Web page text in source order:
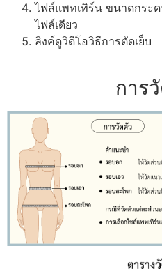
ไฟล์แพทเทิร์น ขนาดกระ
ไฟล์เดียว
ลิงค์ดูวิดีโอวิธีการตัดเย็บ
การ